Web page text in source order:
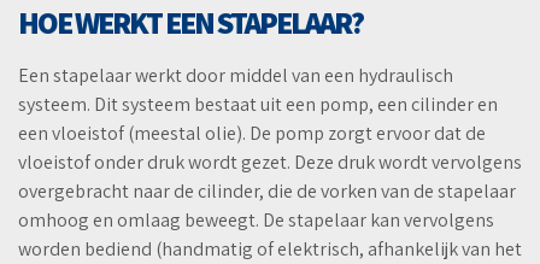
HOE WERKT EEN STAPELAAR?
Een stapelaar werkt door middel van een hydraulisch
systeem. Dit systeem bestaat uit een pomp, een cilinder en
een vloeistof (meestal olie). De pomp zorgt ervoor dat de
vloeistof onder druk wordt gezet. Deze druk wordt vervolgens
overgebracht naar de cilinder, die de vorken van de stapelaar
omhoog en omlaag beweegt. De stapelaar kan vervolgens
worden bediend (handmatig of elektrisch, afhankelijk van het